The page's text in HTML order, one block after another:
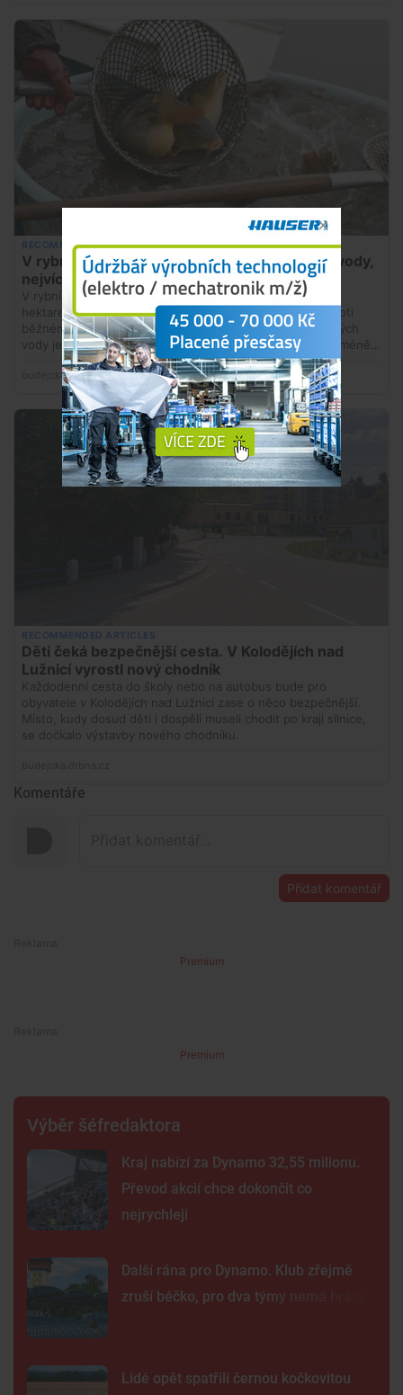
Komentáře
Přidat komentář
Premium
Premium
Výběr šéfredaktora
Kraj nabízí za Dynamo 32,55 milionu.
Převod akcií chce dokončit co
nejrychleji
Další rána pro Dynamo. Klub zřejmě
zruší béčko, pro dva týmy nemá hráče
Lidé opět spatřili černou kočkovitou